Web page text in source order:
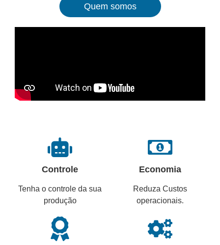
Quem somos
Controle
Tenha o controle da sua
produção
Economia
Reduza Custos
operacionais.